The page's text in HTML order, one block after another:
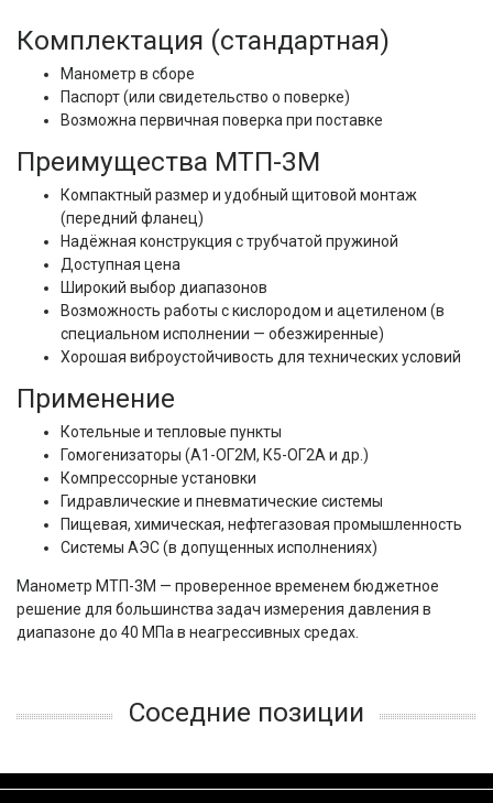
Комплектация (стандартная)
Манометр в сборе
Паспорт (или свидетельство о поверке)
Возможна первичная поверка при поставке
Преимущества МТП-3М
Компактный размер и удобный щитовой монтаж
(передний фланец)
Надёжная конструкция с трубчатой пружиной
Доступная цена
Широкий выбор диапазонов
Возможность работы с кислородом и ацетиленом (в
специальном исполнении — обезжиренные)
Хорошая виброустойчивость для технических условий
Применение
Котельные и тепловые пункты
Гомогенизаторы (А1-ОГ2М, К5-ОГ2А и др.)
Компрессорные установки
Гидравлические и пневматические системы
Пищевая, химическая, нефтегазовая промышленность
Системы АЭС (в допущенных исполнениях)
Манометр МТП-3М — проверенное временем бюджетное
решение для большинства задач измерения давления в
диапазоне до 40 МПа в неагрессивных средах.
Соседние позиции